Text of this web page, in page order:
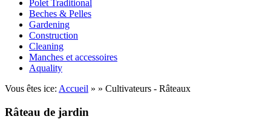
Polet Traditional
Beches & Pelles
Gardening
Construction
Cleaning
Manches et accessoires
Aquality
Vous êtes ice: Accueil » » Cultivateurs - Râteaux
Râteau de jardin